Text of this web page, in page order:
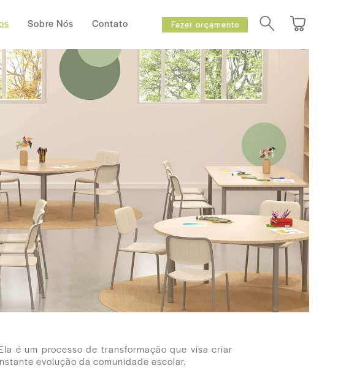
Sobre Nós Contato Fazer orçamento
é um processo de transformação que visa criar
evolução da comunidade escolar.